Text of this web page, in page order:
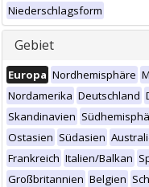
Niederschlagsform
Gebiet
Europa Nordhemisphäre
Nordamerika Deutschland
Skandinavien
Ostasien Südasien
Frankreich Italien/Balkan
Großbritannien Belgien